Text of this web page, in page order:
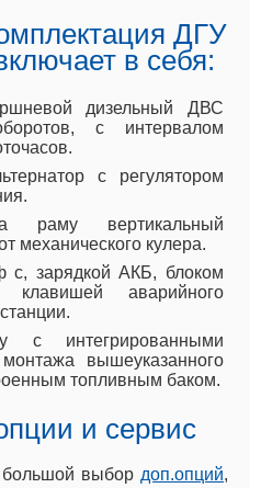
ДГУ
в себя:
дизельный ДВС
с интервалом
с регулятором
раму вертикальный
механического кулера.
с, зарядкой АКБ, блоком
аварийного
с интегрированными
вышеуказанного
топливным баком.
и сервис
выбор доп.опций,